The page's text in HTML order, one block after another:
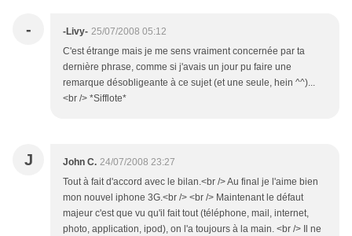
- -Livy- 25/07/2008 05:12
C'est étrange mais je me sens vraiment concernée par ta
dernière phrase, comme si j'avais un jour pu faire une
remarque désobligeante à ce sujet (et une seule, hein ^^)...
<br /> *Sifflote*
J John C. 24/07/2008 23:27
Tout à fait d'accord avec le bilan.<br /> Au final je l'aime bien
mon nouvel iphone 3G.<br /> <br /> Maintenant le défaut
majeur c'est que vu qu'il fait tout (téléphone, mail, internet,
photo, application, ipod), on l'a toujours à la main. <br /> Il ne